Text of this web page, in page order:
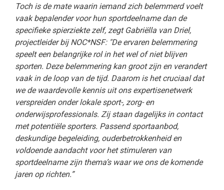
Toch is de mate waarin iemand zich belemmerd voelt
vaak bepalender voor hun sportdeelname dan de
specifieke spierziekte zelf, zegt Gabriëlla van Driel,
projectleider bij NOC*NSF: "De ervaren belemmering
speelt een belangrijke rol in het wel of niet blijven
sporten. Deze belemmering kan groot zijn en verandert
vaak in de loop van de tijd. Daarom is het cruciaal dat
we de waardevolle kennis uit ons expertisenetwerk
verspreiden onder lokale sport-, zorg- en
onderwijsprofessionals. Zij staan dagelijks in contact
met potentiële sporters. Passend sportaanbod,
deskundige begeleiding, ouderbetrokkenheid en
voldoende aandacht voor het stimuleren van
sportdeelname zijn thema’s waar we ons de komende
jaren op richten.”